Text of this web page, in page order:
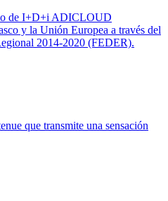
de I+D+i ADICLOUD
y la Unión Europea a través del
2014-2020 (FEDER).
que transmite una sensación